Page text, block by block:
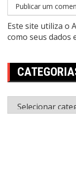
Este site utiliza o
como seus dados
Categorias